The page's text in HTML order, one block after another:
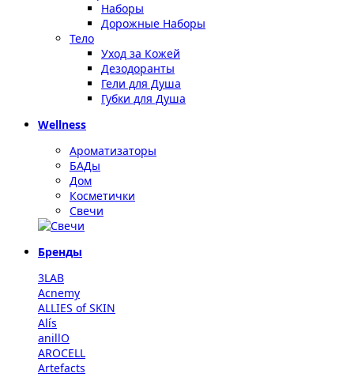
Наборы
Дорожные Наборы
Тело
Уход за Кожей
Дезодоранты
Гели для Душа
Губки для Душа
Wellness
Ароматизаторы
БАДы
Дом
Косметички
Свечи
Бренды
3LAB
Acnemy
ALLIES of SKIN
Alís
anillO
AROCELL
Artefacts